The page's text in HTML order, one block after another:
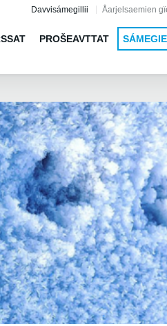
navigationDavvisámegillii Åarjelsaemien
PROŠEAVTTAT